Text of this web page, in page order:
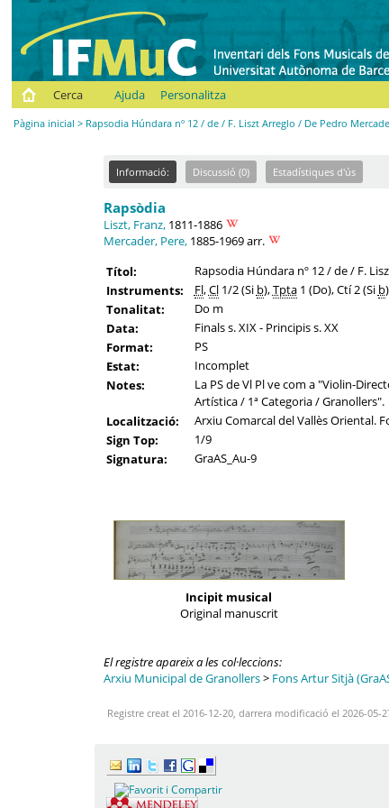
Cerca
Ajuda Personalitza
Pàgina inicial > Rapsodia Húndara nº 12 / de / F. Liszt Arreglo / De Pedro
Informació: Discussió (0) Estadístiques d'ús
Rapsòdia
Liszt, Franz,1811-1886
Mercader, Pere,1885-1969 arr.
Títol:
Rapsodia Húndara nº 12 / de / F.
Instruments:
Fl,Cl1/2 (Si b),Tpta1 (Do), Ctí 2 (Si b
Tonalitat:
Do m
Data:
Finals s. XIX - Principis s. XX
Format:
PS
Estat:
Incomplet
Notes:
La PS de Vl Pl ve com a "Violin-
Artística / 1ª Categoria / Granollers".
Localització:
Arxiu Comarcal del Vallès Oriental.
Sign Top:
1/9
Signatura:
GraAS_Au-9
Incipit musical
Original manuscrit
El registre apareix a les col·leccions:
Arxiu Municipal de Granollers> Fons Artur Sitjà
Registre creat el 2016-12-20, darrera modificació el 2026-05-